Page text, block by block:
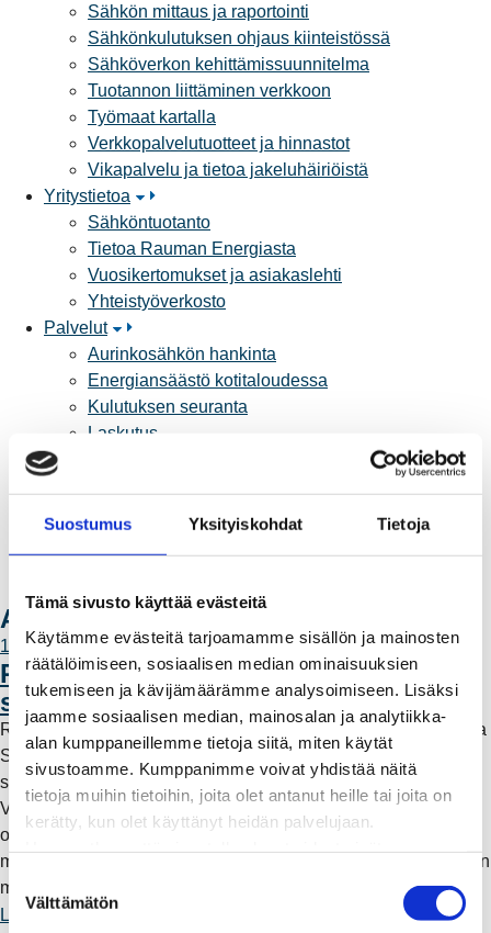
Suostumus Yksityiskohdat Tietoja
Tämä sivusto käyttää evästeitä
Käytämme evästeitä tarjoamamme sisällön ja mainosten
räätälöimiseen, sosiaalisen median ominaisuuksien
tukemiseen ja kävijämäärämme analysoimiseen. Lisäksi
jaamme sosiaalisen median, mainosalan ja analytiikka-
alan kumppaneillemme tietoja siitä, miten käytät
sivustoamme. Kumppanimme voivat yhdistää näitä
tietoja muihin tietoihin, joita olet antanut heille tai joita on
kerätty, kun olet käyttänyt heidän palvelujaan.
S
Välttämätön
Sähkön mittaus ja raportointi
Sähkönkulutuksen ohjaus kiinteistössä
Sähköverkon kehittämissuunnitelma
Tuotannon liittäminen verkkoon
Työmaat kartalla
Verkkopalvelutuotteet ja hinnastot
Vikapalvelu ja tietoa jakeluhäiriöistä
Yritystietoa
Sähköntuotanto
Tietoa Rauman Energiasta
Vuosikertomukset ja asiakaslehti
Yhteistyöverkosto
Palvelut
Aurinkosähkön hankinta
Energiansäästö kotitaloudessa
Kulutuksen seuranta
Laskutus
Ajankohtaista
11.6.2026 12:00
Rauman Energia vahvistaa rooliaan
sähköntuotannossa
Rauman Energia on ostanut lisää osuuksia sähköntuotannosta
Suomessa ja Pohjoismaissa, kun Kokemäen Sähkö Oy myi
sähköntuotanto-osuutensa Rauman Energia Oy:lle.
Vappuaattona toteutunut kauppa parantaa yhtiön
omavaraisuutta ja lisää päästötöntä sähköntuotantoa. Mutta
mitä tämä tarkoittaa käytännössä – ja miksi sähköntuotantoa on
myös kaukana Raumalta?
Lue lisää